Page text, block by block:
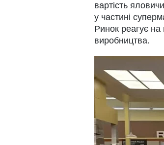
вартість
у частині
Ринок реагує на
виробництва.